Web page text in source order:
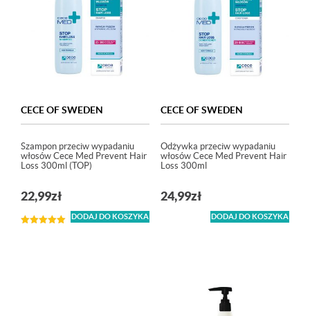
CECE OF SWEDEN
Szampon przeciw wypadaniu
włosów Cece Med Prevent Hair
Loss 300ml (TOP)
22,99zł
DODAJ DO KOSZYKA
CECE OF SWEDEN
Odżywka przeciw wypadaniu
włosów Cece Med Prevent Hair
Loss 300ml
24,99zł
DODAJ DO KOSZYKA